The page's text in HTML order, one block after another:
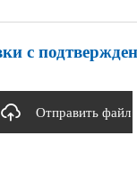
с
Отправить файл